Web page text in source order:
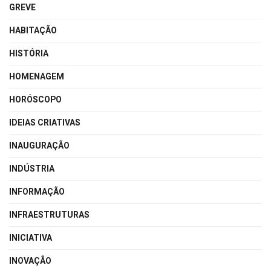
GREVE
HABITAÇÃO
HISTÓRIA
HOMENAGEM
HORÓSCOPO
IDEIAS CRIATIVAS
INAUGURAÇÃO
INDÚSTRIA
INFORMAÇÃO
INFRAESTRUTURAS
INICIATIVA
INOVAÇÃO